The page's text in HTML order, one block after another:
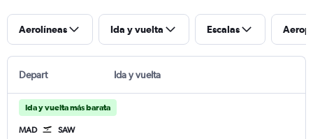
Aerolíneas Ida y vuelta Escalas
Depart Ida y vuelta
Ida y vuelta más barata
MAD SAW